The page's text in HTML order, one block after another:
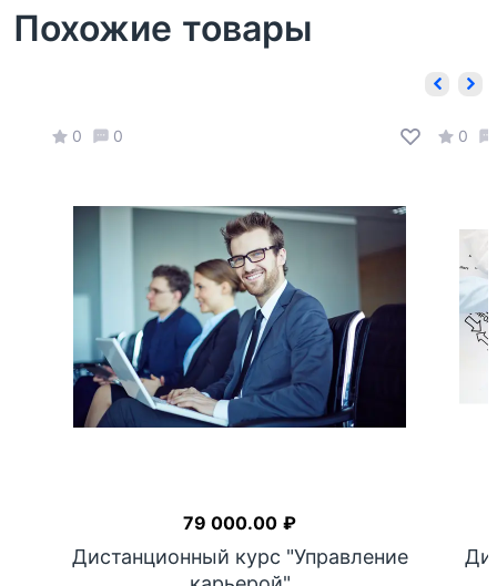
Похожие товары
0 0
Дистанционный курс "Управление
79 000.00 ₽
0